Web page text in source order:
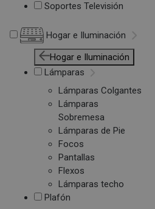
Soportes Televisión
Hogar e Iluminación
Hogar e Iluminación
Lámparas
Lámparas Colgantes
Lámparas
Sobremesa
Lámparas de Pie
Focos
Pantallas
Flexos
Lámparas techo
Plafón